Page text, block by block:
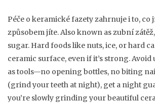
Péče o keramické fazetyzahrnuje i to, co
způsobem jíte. Also known aszubní zátěž
sugar. Hard foods like nuts, ice, or hard
ceramic surface, even if it’s strong.
as tools—no opening bottles, no biting
(grind your teeth at night), get a night
you’re slowly grinding your beautiful